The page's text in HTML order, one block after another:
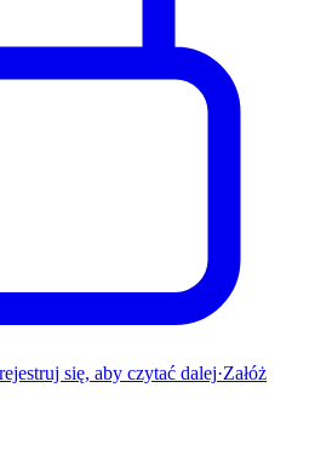
się, aby czytać dalej·Załóż